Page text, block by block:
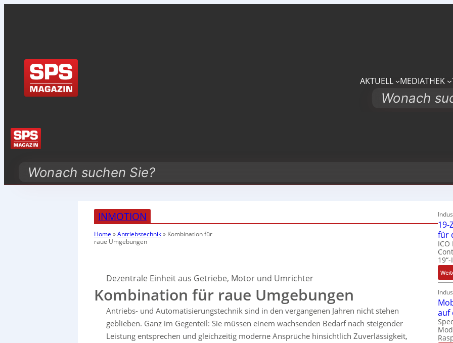
AKTUELL MEDIATHEK
Search
Search
INMOTION
Home »Antriebstechnik» Kombination für
raue Umgebungen
Dezentrale Einheit aus Getriebe, Motor und Umrichter
Kombination für raue Umgebungen
Antriebs- und Automatisierungstechnik sind in den vergangenen Jahren nicht stehen
geblieben. Ganz im Gegenteil: Sie müssen einem wachsenden Bedarf nach steigender
Leistung entsprechen und gleichzeitig moderne Ansprüche hinsichtlich Zuverlässigkeit,
19-
für
auf